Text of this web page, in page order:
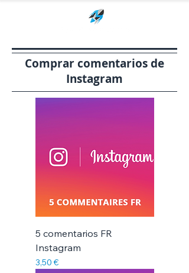
Comprar comentarios de
Instagram
5 comentarios FR
Instagram
Precio
3,50 €